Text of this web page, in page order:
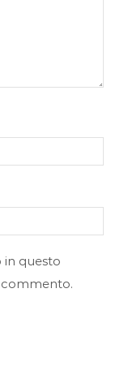
in questo
commento.